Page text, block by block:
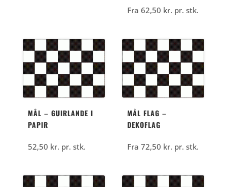
Fra62,50 kr. pr. stk.
MÅL – GUIRLANDE I
PAPIR
52,50 kr. pr. stk.
MÅL FLAG –
DEKOFLAG
Fra72,50 kr. pr. stk.